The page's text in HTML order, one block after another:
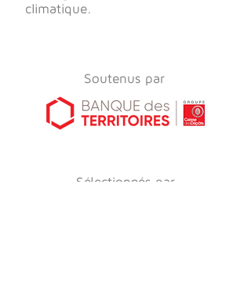
climatique.
Soutenus par
Sélectionnés par